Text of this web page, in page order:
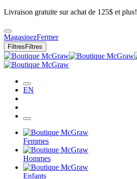
Livraison gratuite sur achat de 125$ et plus!
MagasinezFermer
Filtres Filtres
EN
Femmes
Hommes
Enfants